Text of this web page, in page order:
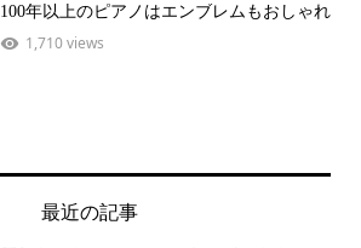
100年以上のピアノはエンブレムもおしゃれ
1,710 views
最近の記事